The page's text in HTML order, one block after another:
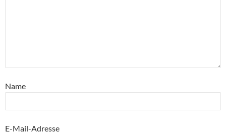
Name
E-Mail-Adresse